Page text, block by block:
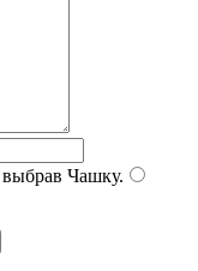
Чашку.